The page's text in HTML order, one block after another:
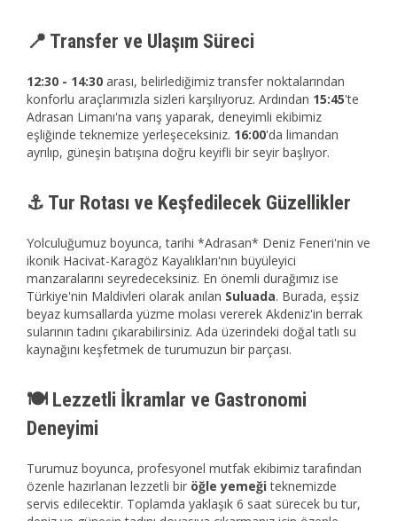
📍 Transfer ve Ulaşım Süreci
12:30 - 14:30 arası, belirlediğimiz transfer noktalarından
konforlu araçlarımızla sizleri karşılıyoruz. Ardından 15:45'te
Adrasan Limanı'na varış yaparak, deneyimli ekibimiz
eşliğinde teknemize yerleşeceksiniz. 16:00'da limandan
ayrılıp, güneşin batışına doğru keyifli bir seyir başlıyor.
⚓ Tur Rotası ve Keşfedilecek Güzellikler
Yolculuğumuz boyunca, tarihi *Adrasan* Deniz Feneri'nin ve
ikonik Hacivat-Karagöz Kayalıkları'nın büyüleyici
manzaralarını seyredeceksiniz. En önemli durağımız ise
Türkiye'nin Maldivleri olarak anılan Suluada. Burada, eşsiz
beyaz kumsallarda yüzme molası vererek Akdeniz'in berrak
sularının tadını çıkarabilirsiniz. Ada üzerindeki doğal tatlı su
kaynağını keşfetmek de turumuzun bir parçası.
🍽️ Lezzetli İkramlar ve Gastronomi
Deneyimi
Turumuz boyunca, profesyonel mutfak ekibimiz tarafından
özenle hazırlanan lezzetli bir öğle yemeğiteknemizde
servis edilecektir. Toplamda yaklaşık 6 saat sürecek bu tur,